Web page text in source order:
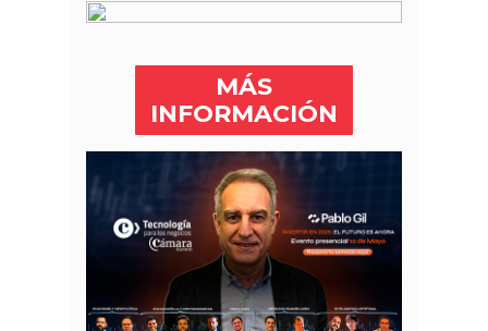
MÁS
INFORMACIÓN